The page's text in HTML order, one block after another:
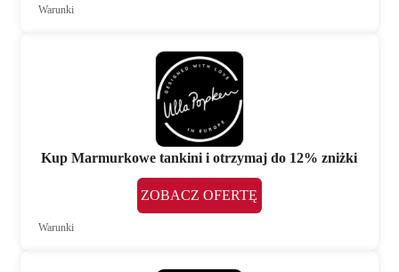
Warunki
Kup Marmurkowe tankini i otrzymaj do 12% zniżki
ZOBACZ OFERTĘ
Warunki